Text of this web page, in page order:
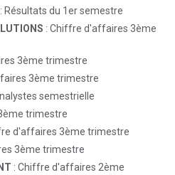
: Résultats du 1er semestre
: Chiffre d'affaires 3ème
3ème trimestre
3ème trimestre
semestrielle
trimestre
d'affaires 3ème trimestre
3ème trimestre
: Chiffre d'affaires 2ème